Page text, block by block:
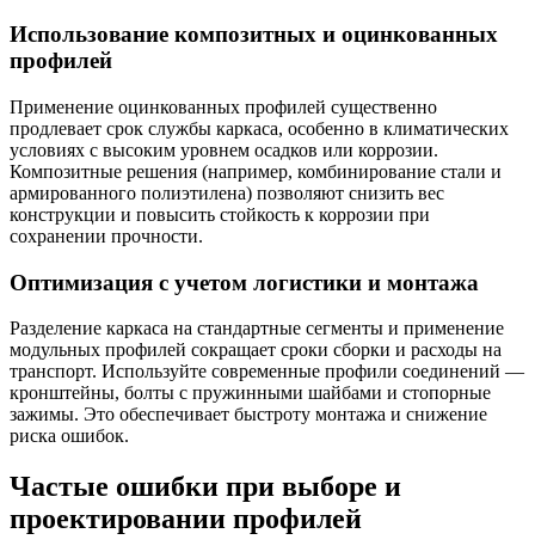
Использование композитных и оцинкованных
профилей
Применение оцинкованных профилей существенно
продлевает срок службы каркаса, особенно в климатических
условиях с высоким уровнем осадков или коррозии.
Композитные решения (например, комбинирование стали и
армированного полиэтилена) позволяют снизить вес
конструкции и повысить стойкость к коррозии при
сохранении прочности.
Оптимизация с учетом логистики и монтажа
Разделение каркаса на стандартные сегменты и применение
модульных профилей сокращает сроки сборки и расходы на
транспорт. Используйте современные профили соединений —
кронштейны, болты с пружинными шайбами и стопорные
зажимы. Это обеспечивает быстроту монтажа и снижение
риска ошибок.
Частые ошибки при выборе и
проектировании профилей